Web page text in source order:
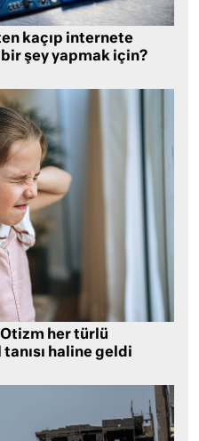
kaçıp internete
şey yapmak için?
Otizm her türlü
haline geldi